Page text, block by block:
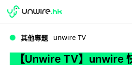
WWDC 2026
其他專題 unwire TV
【Unwire TV】unwire